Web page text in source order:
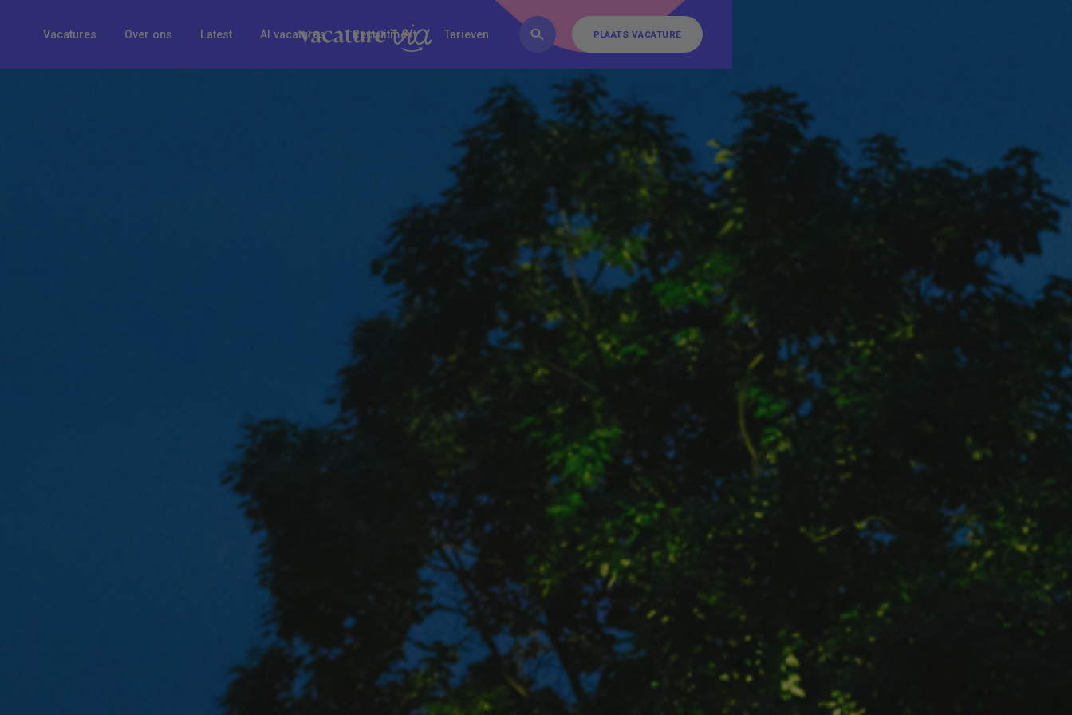
FAQ Inschrijven Contact
Vacatures Over ons Latest AI vacatures Recruitment Tarieven PLAATS VACATURE
PLAATS VACATURE